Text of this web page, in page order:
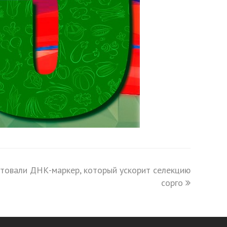
ДНК-маркер, который ускорит селекцию
сорго